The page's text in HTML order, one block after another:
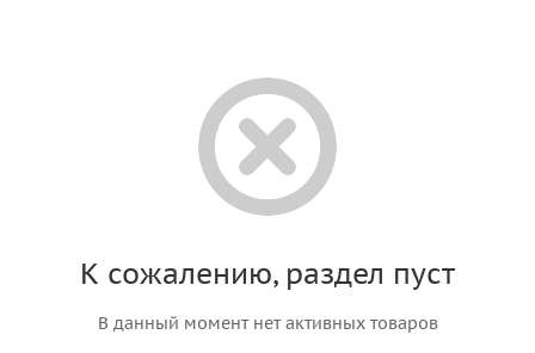
К сожалению, раздел пуст
В данный момент нет активных товаров